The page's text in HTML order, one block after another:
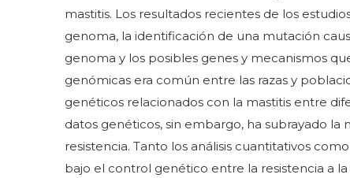
mastitis. Los resultados recientes de los
genoma, la identificación de una mutación
genoma y los posibles genes y mecanismos
genómicas era común entre las razas y
genéticos relacionados con la mastitis entre
datos genéticos, sin embargo, ha subrayado
resistencia. Tanto los análisis cuantitativos
bajo el control genético entre la resistencia a